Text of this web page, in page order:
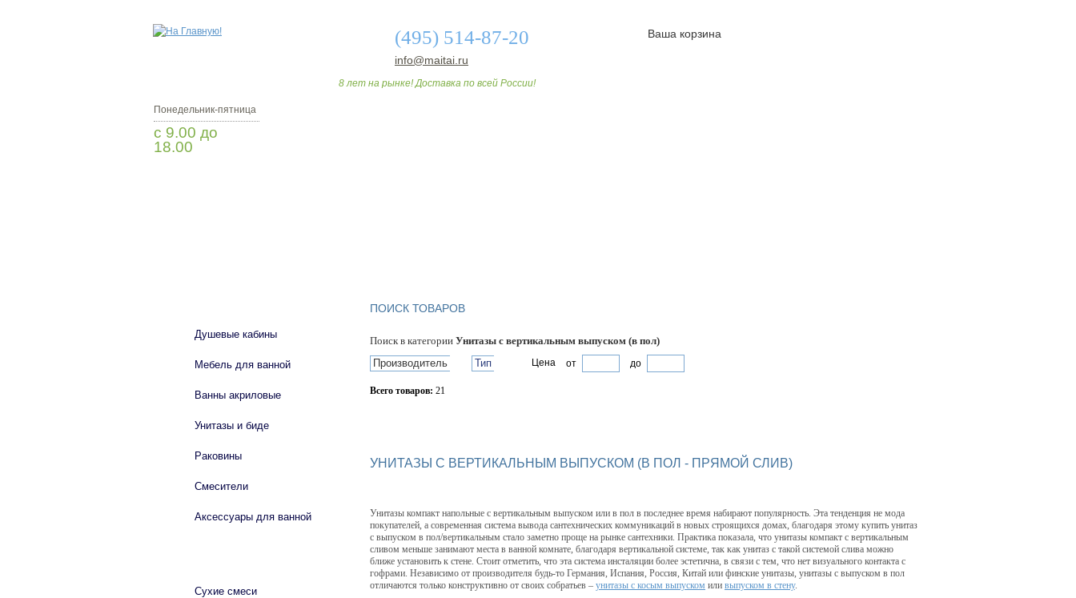
(495) 514-87-20
info@maitai.ru
8 лет на рынке! Доставка по всей России!
Ваша корзина
Понедельник-пятница
с 9.00 до
18.00
ПОИСК ТОВАРОВ
Поиск в категории Унитазы с вертикальным выпуском (в пол)
Производитель
Тип Цена от до
Всего товаров: 21
УНИТАЗЫ С ВЕРТИКАЛЬНЫМ ВЫПУСКОМ (В ПОЛ - ПРЯМОЙ СЛИВ)
Унитазы компакт напольные с вертикальным выпуском или в пол в последнее время набирают популярность. Эта тенденция не мода
покупателей, а современная система вывода сантехнических коммуникаций в новых строящихся домах, благодаря этому купить унитаз
с выпуском в пол/вертикальным стало заметно проще на рынке сантехники. Практика показала, что унитазы компакт с вертикальным
сливом меньше занимают места в ванной комнате, благодаря вертикальной системе, так как унитаз с такой системой слива можно
ближе установить к стене. Стоит отметить, что эта система инсталяции более эстетична, в связи с тем, что нет визуального контакта с
гофрами. Независимо от производителя будь-то Германия, Испания, Россия, Китай или финские унитазы, унитазы с выпуском в пол
отличаются только конструктивно от своих собратьев – унитазы с косым выпуском или выпуском в стену.
Душевые кабины
Мебель для ванной
Ванны акриловые
Унитазы и биде
Раковины
Смесители
Аксессуары для ванной
Сухие смеси